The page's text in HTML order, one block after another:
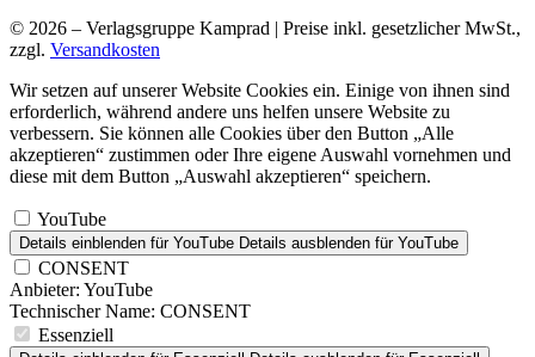
© 2026 – Verlagsgruppe Kamprad | Preise inkl. gesetzlicher MwSt.,
zzgl. Versandkosten
Wir setzen auf unserer Website Cookies ein. Einige von ihnen sind
erforderlich, während andere uns helfen unsere Website zu
verbessern. Sie können alle Cookies über den Button „Alle
akzeptieren“ zustimmen oder Ihre eigene Auswahl vornehmen und
diese mit dem Button „Auswahl akzeptieren“ speichern.
YouTube
Details einblenden für YouTube Details ausblenden für YouTube
CONSENT
Anbieter: YouTube
Technischer Name: CONSENT
Essenziell